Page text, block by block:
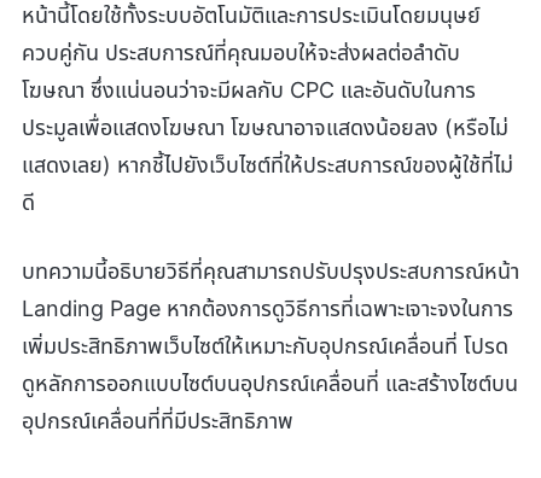
หน้านี้โดยใช้ทั้งระบบอัตโนมัติและการประเมินโดยมนุษย์
ควบคู่กัน ประสบการณ์ที่คุณมอบให้จะส่งผลต่อลำดับ
โฆษณา ซึ่งแน่นอนว่าจะมีผลกับ CPC และอันดับในการ
ประมูลเพื่อแสดงโฆษณา โฆษณาอาจแสดงน้อยลง (หรือไม่
แสดงเลย) หากชี้ไปยังเว็บไซต์ที่ให้ประสบการณ์ของผู้ใช้ที่ไม่
ดี
บทความนี้อธิบายวิธีที่คุณสามารถปรับปรุงประสบการณ์หน้า
Landing Page หากต้องการดูวิธีการที่เฉพาะเจาะจงในการ
เพิ่มประสิทธิภาพเว็บไซต์ให้เหมาะกับอุปกรณ์เคลื่อนที่ โปรด
ดูหลักการออกแบบไซต์บนอุปกรณ์เคลื่อนที่ และสร้างไซต์บน
อุปกรณ์เคลื่อนที่ที่มีประสิทธิภาพ